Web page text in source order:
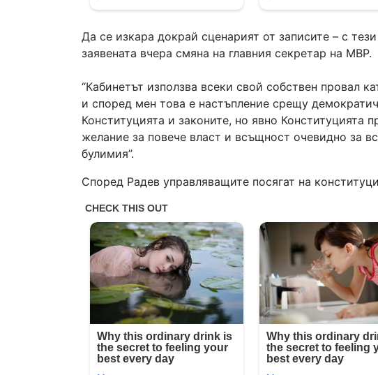
Да се изкара докрай сценарият от записите – с
заявената вчера смяна на главния секретар на МВР.
“Кабинетът използва всеки свой собствен провал
и според мен това е настъпление срещу
Конституцията и законите, но явно Конституцията
желание за повече власт и всъщност очевидно за
булимия”.
Според Радев управляващите посягат на